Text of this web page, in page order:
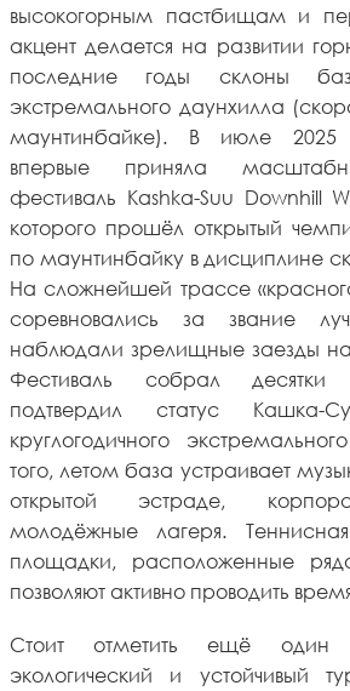
высокогорным пастбищам и
акцент делается на развитии
последние годы склоны
экстремального даунхилла
маунтинбайке). В июле
впервые приняла
фестиваль Kashka-Suu Downhill
которого прошёл открытый
по маунтинбайку в дисциплине
На сложнейшей трассе
соревновались за звание
наблюдали зрелищные заезды
Фестиваль собрал
подтвердил статус
круглогодичного
того, летом база устраивает
открытой эстраде,
молодёжные лагеря.
площадки, расположенные
позволяют активно проводить
Стоит отметить ещё один
экологический и устойчивый